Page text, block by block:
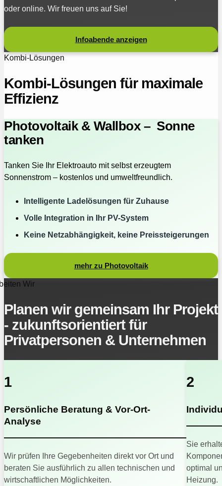
oder online. Wir freuen uns auf Sie!
Infoabende anzeigen
Kombi-Lösungen
Kombi-Lösungen für maximale
Effizienz
Photovoltaik & Wallbox – Sonne
tanken
Tanken Sie Ihr Elektroauto mit selbst erzeugtem
Sonnenstrom – kostenlos und umweltfreundlich.
Intelligente Ladelösungen für Zuhause
Volle Integration in Ihr PV-System
Keine Netzabhängigkeit, keine Preissteigerungen
mehr zu Photovoltaik
Wir
Planen wir gemeinsam Ihr Projekt
- zukunftsorientiert für
Privatpersonen & Unternehmen
1
Persönliche Beratung & Vor-Ort-
Analyse
Wir prüfen Ihre Gegebenheiten direkt vor Ort und
beraten Sie ausführlich zu allen technischen und
wirtschaftlichen Möglichkeiten.
2
Sie
optimal
Heizung.